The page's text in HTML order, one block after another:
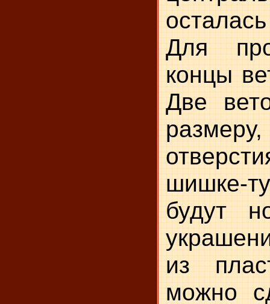
Для
концы
Две
шишке-
будут
из
можно